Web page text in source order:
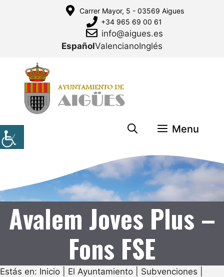
Carrer Mayor, 5 - 03569 Aigues
+34 965 69 00 61
info@aigues.es
EspañolValencianoInglés
Menu
Avalem Joves Plus –
Fons FSE
Estás en: Inicio El Ayuntamiento Subvenciones